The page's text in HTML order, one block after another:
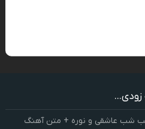
زودی...
شب عاشقی و نوره + متن آهنگ